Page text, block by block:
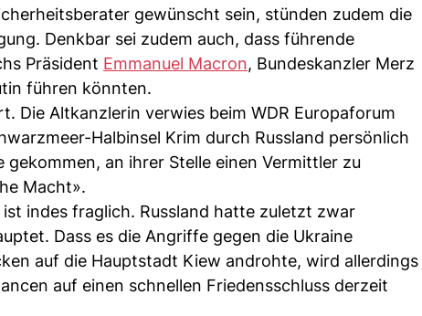
gewünscht sein, stünden zudem die
Denkbar sei zudem auch, dass führende
Präsident Emmanuel Macron, Bundeskanzler Merz
führen könnten.
Die Altkanzlerin verwies beim WDR Europaforum
Halbinsel Krim durch Russland persönlich
an ihrer Stelle einen Vermittler zu
Macht».
indes fraglich. Russland hatte zuletzt zwar
Dass es die Angriffe gegen die Ukraine
auf die Hauptstadt Kiew androhte, wird allerdings
auf einen schnellen Friedensschluss derzeit